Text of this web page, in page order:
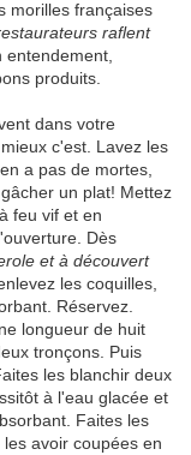
morilles françaises
raflent
produits.
dans votre
c'est. Lavez les
a pas de mortes,
un plat! Mettez
feu vif et en
Dès
et à découvert
les coquilles,
Réservez.
longueur de huit
tronçons. Puis
les blanchir deux
à l'eau glacée et
Faites les
avoir coupées en